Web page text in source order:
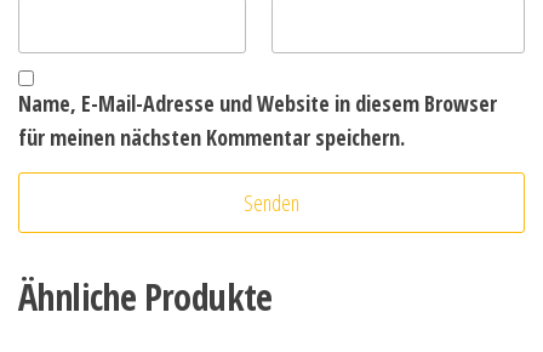
Name, E-Mail-Adresse und Website in diesem Browser
für meinen nächsten Kommentar speichern.
Ähnliche Produkte